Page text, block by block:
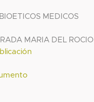
MEDICOS
MARIA DEL ROCIO